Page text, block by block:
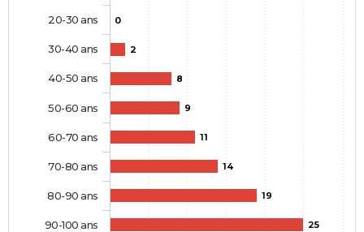
0
2
8
9
11
14
19
25
20-30 ans
30-40 ans
40-50 ans
50-60 ans
60-70 ans
70-80 ans
80-90 ans
90-100 ans